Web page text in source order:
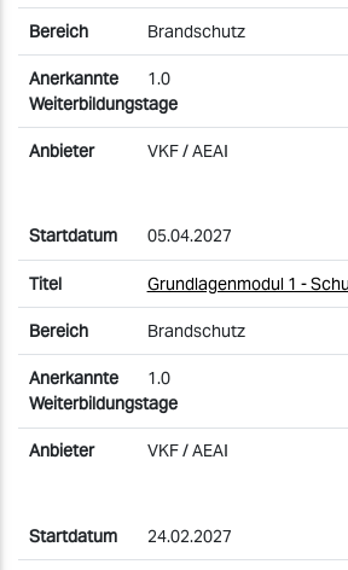
Brandschutz
1.0
VKF / AEAI
05.04.2027
Grundlagenmodul 1 -
Brandschutz
1.0
VKF / AEAI
24.02.2027